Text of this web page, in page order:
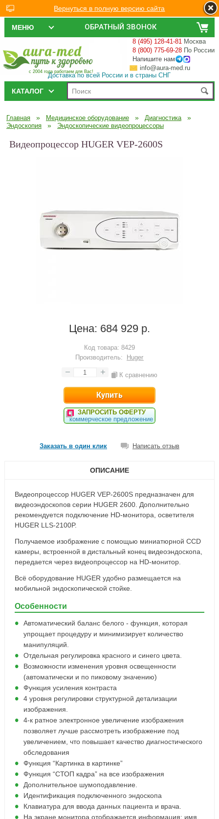
ОБРАТНЫЙ ЗВОНОК
МЕНЮ
с 2004 года работаем для Вас!
8 (495) 128-41-81 Москва
8 (800) 775-69-28 По России
Напишите нам
info@aura-med.ru
Доставка по всей России и в страны СНГ
КАТАЛОГ
Главная » Медицинское оборудование » Диагностика »
Эндоскопия » Эндоскопические видеопроцессоры
Видеопроцессор HUGER VEP-2600S
Цена: 684 929 р.
Код товара: 8429
Производитель:
Huger
К сравнению
ЗАПРОСИТЬ ОФЕРТУ
коммерческое предложение
Заказать в один клик Написать отзыв
ОПИСАНИЕ
Видеопроцессор HUGER VEP-2600S предназначен для
видеоэндоскопов серии HUGER 2600. Дополнительно
рекомендуется подключение HD-монитора, осветителя
HUGER LLS-2100P.
Получаемое изображение с помощью миниатюрной CCD
камеры, встроенной в дистальный конец видеоэндоскопа,
передается через видеопроцессор на HD-монитор.
Всё оборудование HUGER удобно размещается на
мобильной эндоскопической стойке.
Особенности
Автоматический баланс белого - функция, которая
упрощает процедуру и минимизирует количество
манипуляций.
Отдельная регулировка красного и синего цвета.
Возможности изменения уровня освещенности
(автоматически и по пиковому значению)
Функция усиления контраста
4 уровня регулировки структурной детализации
изображения.
4-к ратное электронное увеличение изображения
позволяет лучше рассмотреть изображение под
увеличением, что повышает качество диагностического
обследования
Функция “Картинка в картинке”
Функция “СТОП кадра” на все изображения
Дополнительное шумоподавление.
Идентификация подключенного эндоскопа
Клавиатура для ввода данных пациента и врача.
На экране монитора отображается информация: имя,
Вернуться в полную версию сайта